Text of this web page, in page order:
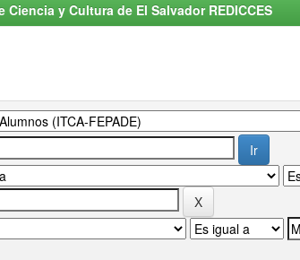
y Cultura de El Salvador REDICCES